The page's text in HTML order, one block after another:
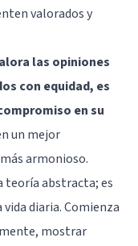
valorados y
las opiniones
con equidad, es
en su
un mejor
armonioso.
teoría abstracta; es
diaria. Comienza
mostrar